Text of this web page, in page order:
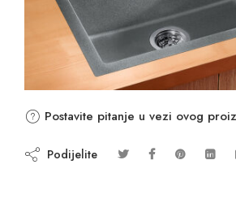
Postavite pitanje u vezi ovog
Podijelite